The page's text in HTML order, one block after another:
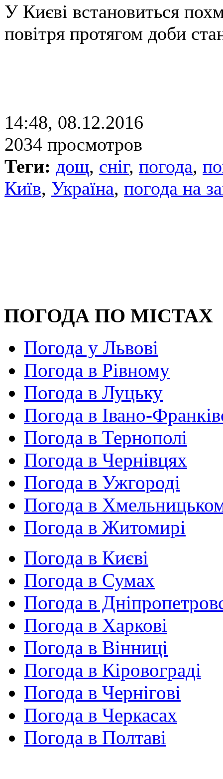
У Києві встановиться
повітря протягом доби
14:48, 08.12.2016
2034 просмотров
Теги: дощ, сніг, погода,
Київ, Україна, погода на
ПОГОДА ПО МІСТАХ
Погода у Львові
Погода в Рівному
Погода в Луцьку
Погода в Івано-
Погода в Тернополі
Погода в Чернівцях
Погода в Ужгороді
Погода в
Погода в Житомирі
Погода в Києві
Погода в Сумах
Погода в
Погода в Харкові
Погода в Вінниці
Погода в Кіровограді
Погода в Чернігові
Погода в Черкасах
Погода в Полтаві